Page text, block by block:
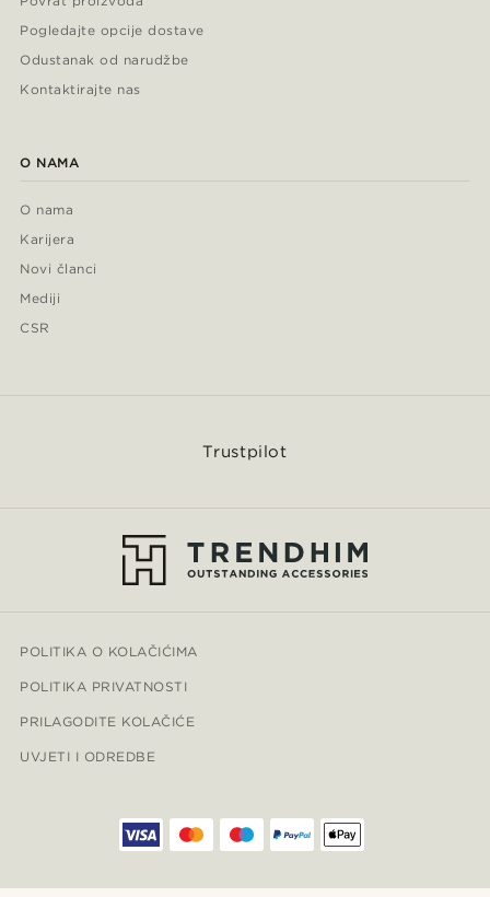
Pogledajte opcije dostave
Odustanak od narudžbe
Kontaktirajte nas
O NAMA
O nama
Karijera
Novi članci
Mediji
CSR
Trustpilot
POLITIKA O KOLAČIĆIMA
POLITIKA PRIVATNOSTI
PRILAGODITE KOLAČIĆE
UVJETI I ODREDBE